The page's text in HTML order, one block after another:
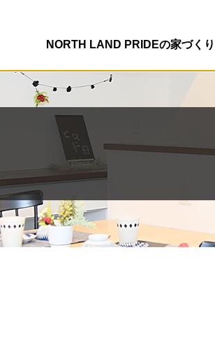
NORTH LAND PRIDEの家づくり